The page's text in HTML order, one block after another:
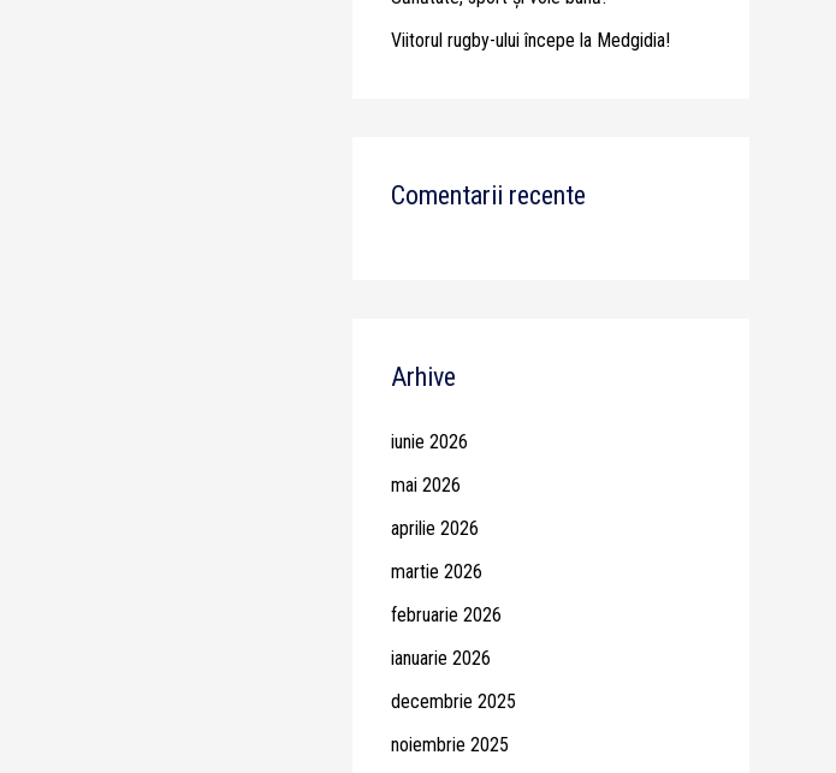
Viitorul rugby-ului începe la Medgidia!
Comentarii recente
Arhive
iunie 2026
mai 2026
aprilie 2026
martie 2026
februarie 2026
ianuarie 2026
decembrie 2025
noiembrie 2025